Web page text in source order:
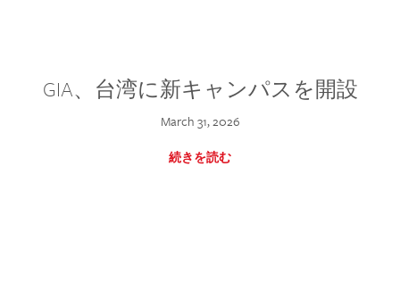
GIA、台湾に新キャンパスを開設
March 31, 2026
続きを読む